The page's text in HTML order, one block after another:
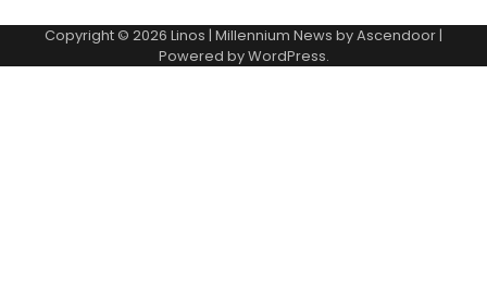
Copyright © 2026 Linos | Millennium News byAscendoor|
Powered byWordPress.